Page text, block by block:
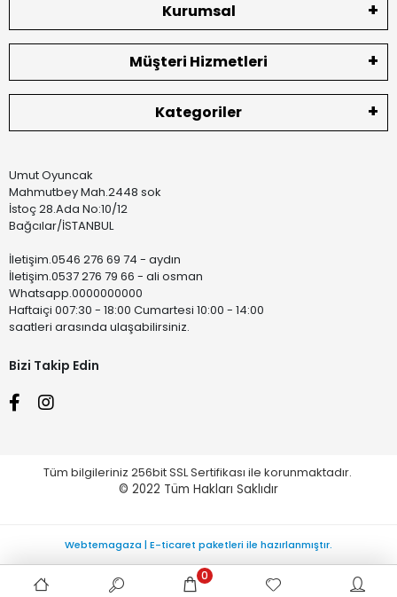
Kurumsal
Müşteri Hizmetleri
Kategoriler
Umut Oyuncak
Mahmutbey Mah.2448 sok
İstoç 28.Ada No:10/12
Bağcılar/İSTANBUL
İletişim.0546 276 69 74 - aydın
İletişim.0537 276 79 66 - ali osman
Whatsapp.0000000000
Haftaiçi 007:30 - 18:00 Cumartesi 10:00 - 14:00
saatleri arasında ulaşabilirsiniz.
Bizi Takip Edin
Tüm bilgileriniz 256bit SSL Sertifikası ile korunmaktadır.
© 2022 Tüm Hakları Saklıdır
0
Webtemagaza | E-ticaret paketleri ile hazırlanmıştır.